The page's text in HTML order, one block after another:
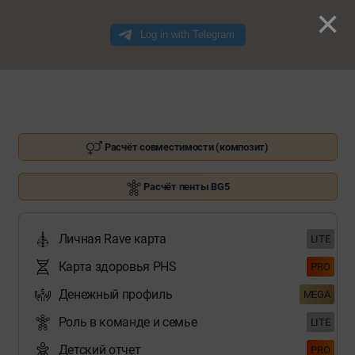
Расчёт совместимости (композит)
Расчёт пенты BG5
Личная Rave карта LITE
Карта здоровья PHS PRO
Денежный профиль MEGA
Роль в команде и семье LITE
Детский отчет PRO
×